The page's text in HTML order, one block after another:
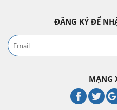
ĐĂNG KÝ ĐỂ
MẠNG